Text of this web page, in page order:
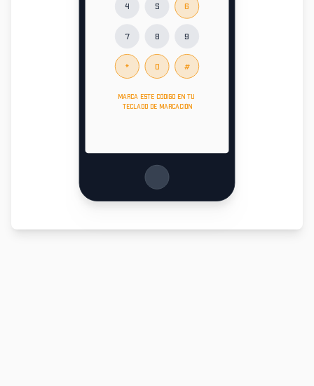
4 5 6
7 8 9
* 0 #
Marca este código en tu
teclado de marcación